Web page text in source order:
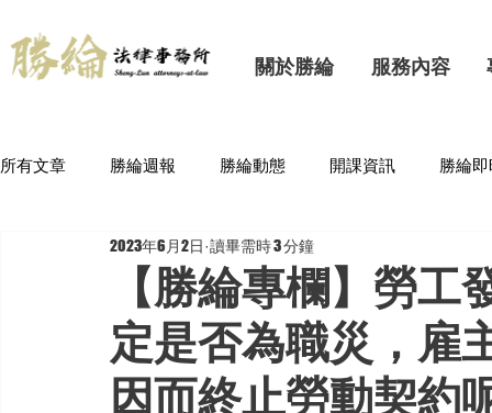
關於勝綸 服務內容
所有文章 勝綸週報 勝綸動態 開課資訊 勝綸
【勝綸專欄】勞
定是否為職災，雇
因而終止勞動契約
2023年6月2日 讀畢需時 3 分鐘